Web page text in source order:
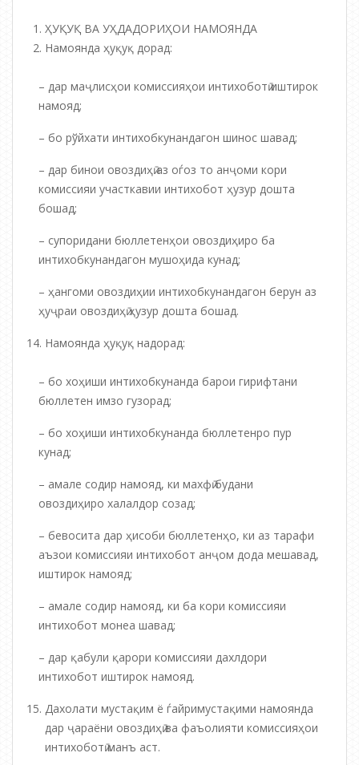
ҲУҚУҚ ВА УҲДАДОРИҲОИ НАМОЯНДА
Намоянда ҳуқуқ дорад:
– дар маҷлисҳои комиссияҳои интихоботӣ иштирок
намояд;
– бо рўйхати интихобкунандагон шинос шавад;
– дар бинои овоздиҳӣ аз оѓоз то анҷоми кори
комиссияи участкавии интихобот ҳузур дошта
бошад;
– супоридани бюллетенҳои овоздиҳиро ба
интихобкунандагон мушоҳида кунад;
– ҳангоми овоздиҳии интихобкунандагон берун аз
ҳуҷраи овоздиҳӣ ҳузур дошта бошад.
Намоянда ҳуқуқ надорад:
– бо хоҳиши интихобкунанда барои гирифтани
бюллетен имзо гузорад;
– бо хоҳиши интихобкунанда бюллетенро пур
кунад;
– амале содир намояд, ки махфӣ будани
овоздиҳиро халалдор созад;
– бевосита дар ҳисоби бюллетенҳо, ки аз тарафи
аъзои комиссияи интихобот анҷом дода мешавад,
иштирок намояд;
– амале содир намояд, ки ба кори комиссияи
интихобот монеа шавад;
– дар қабули қарори комиссияи дахлдори
интихобот иштирок намояд.
Дахолати мустақим ё ѓайримустақими намоянда
дар ҷараёни овоздиҳӣ ва фаъолияти комиссияҳои
интихоботӣ манъ аст.